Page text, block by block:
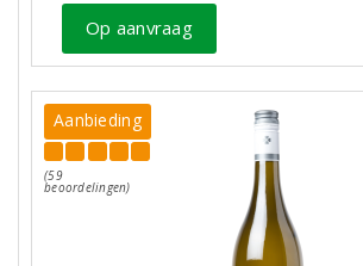
Op aanvraag
Aanbieding
(59
beoordelingen)